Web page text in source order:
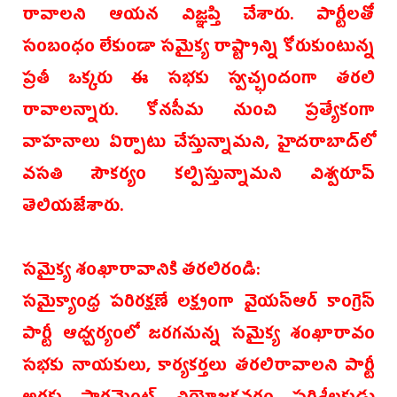
రావాలని ఆయన విజ్ఞప్తి చేశారు. పార్టీలతో
సంబంధం లేకుండా సమైక్య రాష్ట్రాన్ని కోరుకుంటున్న
ప్రతీ ఒక్కరు ఈ సభకు స్వచ్ఛందంగా తరలి
రావాలన్నారు. కోనసీమ నుంచి ప్రత్యేకంగా
వాహనాలు ఏర్పాటు చేస్తున్నామని, హైదరాబాద్‌లో
వసతి సౌకర్యం కల్పిస్తున్నామని విశ్వరూప్
తెలియజేశారు.
సమైక్య శంఖారావానికి తరలిరండి:
సమైక్యాంధ్ర పరిరక్షణే లక్ష్యంగా వైయస్ఆర్ కాంగ్రె‌స్
పార్టీ ఆధ్వర్యంలో ‌జరగనున్న సమైక్య శంఖారావం
సభకు నాయకులు, కార్యకర్తలు తరలిరావాలని పార్టీ